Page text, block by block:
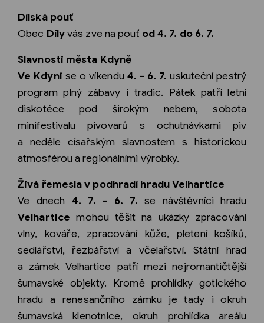
Dílská pouť
Obec Dílyvás zve na pouť od 4. 7. do 6. 7.
Slavnosti města Kdyně
Ve Kdyni se o víkendu 4. - 6. 7. uskuteční pestrý
program plný zábavy i tradic. Pátek patří letní
diskotéce pod širokým nebem, sobota
minifestivalu pivovarů s ochutnávkami piv
a neděle císařským slavnostem s historickou
atmosférou a regionálními výrobky.
Živá řemesla v podhradí hradu Velhartice
Ve dnech 4. 7. - 6. 7. se návštěvníci hradu
Velhartice mohou těšit na ukázky zpracování
vlny, kováře, zpracování kůže, pletení košíků,
sedlářství, řezbářství a včelařství. Státní hrad
a zámek Velhartice patří mezi nejromantičtější
šumavské objekty. Kromě prohlídky gotického
hradu a renesančního zámku je tady i okruh
šumavská klenotnice, okruh prohlídka areálu